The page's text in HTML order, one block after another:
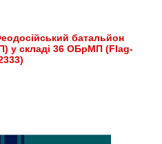
батальйон
у складі 36 ОБрМП (Flag-